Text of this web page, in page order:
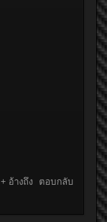
+ อ้างถึง ตอบกลับ